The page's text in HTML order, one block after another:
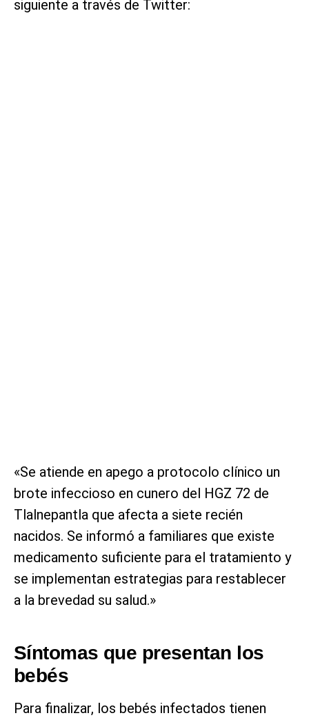
siguiente a través de Twitter:
«Se atiende en apego a protocolo clínico un
brote infeccioso en cunero del HGZ 72 de
Tlalnepantla que afecta a siete recién
nacidos. Se informó a familiares que existe
medicamento suficiente para el tratamiento y
se implementan estrategias para restablecer
a la brevedad su salud.»
Síntomas que presentan los
bebés
Para finalizar, los bebés infectados tienen